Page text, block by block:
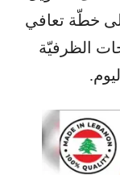
إلى خطّة تعافي
الظرفيّة